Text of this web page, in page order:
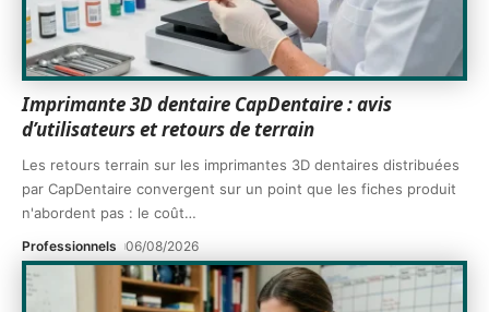
Imprimante 3D dentaire CapDentaire : avis
d’utilisateurs et retours de terrain
Les retours terrain sur les imprimantes 3D dentaires distribuées
par CapDentaire convergent sur un point que les fiches produit
n'abordent pas : le coût…
Professionnels 06/08/2026